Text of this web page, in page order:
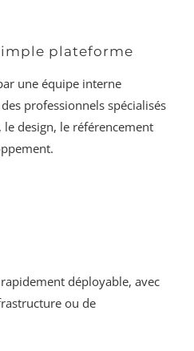
plateforme
une équipe interne
professionnels spécialisés
design, le référencement
déployable, avec
ou de